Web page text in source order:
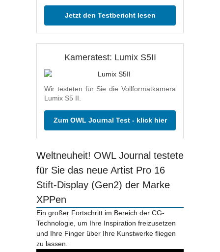
Jetzt den Testbericht lesen
Kameratest: Lumix S5II
Wir testeten für Sie die Vollformatkamera
Lumix S5 II.
Zum OWL Journal Test - klick hier
Weltneuheit! OWL Journal testete
für Sie das neue Artist Pro 16
Stift-Display (Gen2) der Marke
XPPen
Ein großer Fortschritt im Bereich der CG-
Technologie, um Ihre Inspiration freizusetzen
und Ihre Finger über Ihre Kunstwerke fliegen
zu lassen.